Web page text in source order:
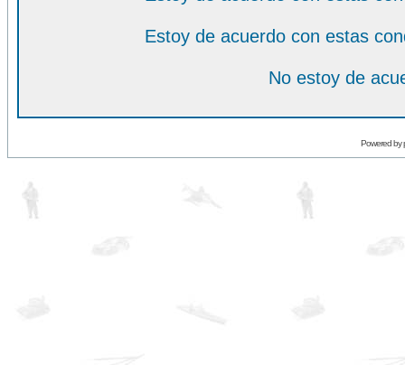
Estoy de acuerdo con estas
No estoy de
Powered by